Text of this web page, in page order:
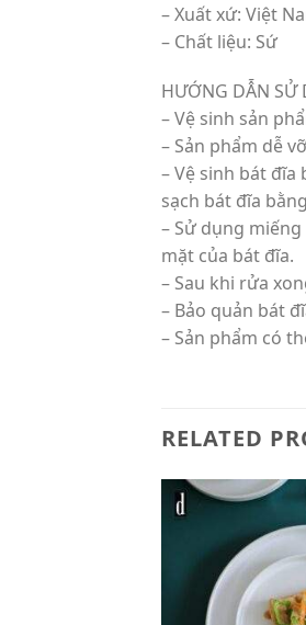
– Xuất xứ: Việt
– Chất liệu: Sứ
HƯỚNG DẪN SỬ
– Vệ sinh sản
– Sản phẩm dễ
– Vệ sinh bát
sạch bát đĩa
– Sử dụng
mặt của bát đĩa.
– Sau khi rửa
– Bảo quản bát
– Sản phẩm có
RELATED